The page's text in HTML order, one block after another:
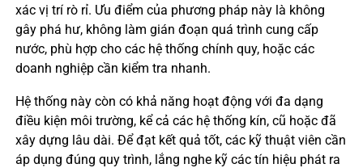
xác vị trí rò rỉ. Ưu điểm của phương pháp này là không
gây phá hư, không làm gián đoạn quá trình cung cấp
nước, phù hợp cho các hệ thống chính quy, hoặc các
doanh nghiệp cần kiểm tra nhanh.
Hệ thống này còn có khả năng hoạt động với đa dạng
điều kiện môi trường, kể cả các hệ thống kín, cũ hoặc đã
xây dựng lâu dài. Để đạt kết quả tốt, các kỹ thuật viên cần
áp dụng đúng quy trình, lắng nghe kỹ các tín hiệu phát ra